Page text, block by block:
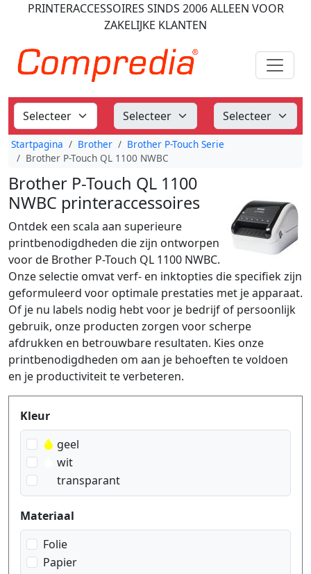
PRINTERACCESSOIRES SINDS 2006ALLEEN VOOR
ZAKELIJKE KLANTEN
Startpagina Brother
Brother P-Touch Serie
Brother P-Touch QL 1100 NWBC
Brother P-Touch QL 1100
NWBC printeraccessoires
Ontdek een scala aan superieure
printbenodigdheden die zijn ontworpen
voor de Brother P-Touch QL 1100 NWBC.
Onze selectie omvat verf- en inktopties die specifiek zijn
geformuleerd voor optimale prestaties met je apparaat.
Of je nu labels nodig hebt voor je bedrijf of persoonlijk
gebruik, onze producten zorgen voor scherpe
afdrukken en betrouwbare resultaten. Kies onze
printbenodigdheden om aan je behoeften te voldoen
en je productiviteit te verbeteren.
Produktfilter
Kleur
geel
wit
transparant
Materiaal
Folie
Papier